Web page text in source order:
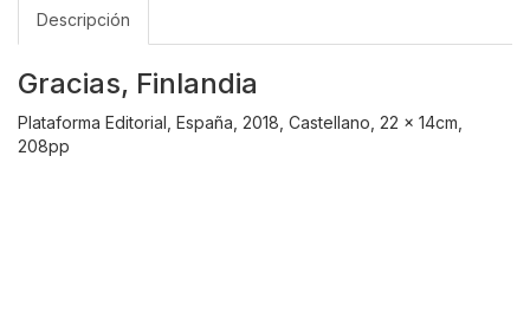
Descripción
Gracias, Finlandia
Plataforma Editorial, España, 2018, Castellano, 22 x 14cm,
208pp